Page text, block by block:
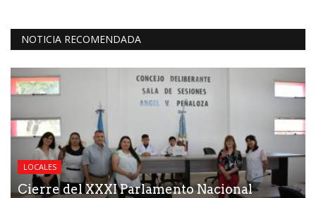
NOTICIA RECOMENDADA
LOCALES
Cierre del XXXI Parlamento Nacional